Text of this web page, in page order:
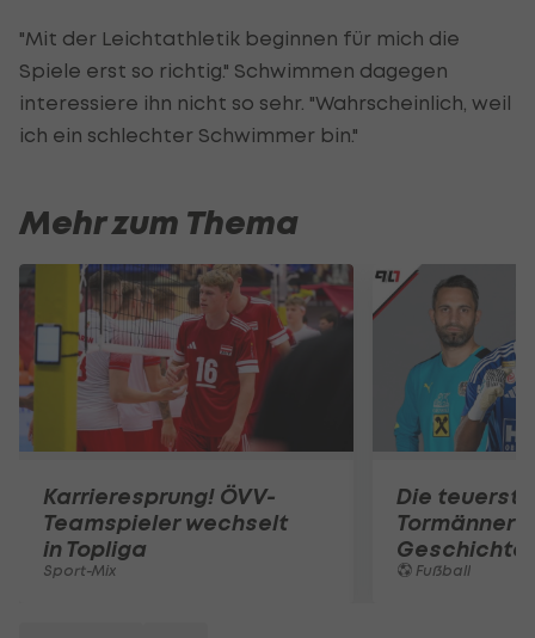
"Mit der Leichtathletik beginnen für mich die
Spiele erst so richtig." Schwimmen dagegen
interessiere ihn nicht so sehr. "Wahrscheinlich, weil
ich ein schlechter Schwimmer bin."
Mehr zum Thema
Karrieresprung! ÖVV-
Teamspieler wechselt
in Topliga
Sport-Mix
Die
Tormänner
Geschichte
Fußball